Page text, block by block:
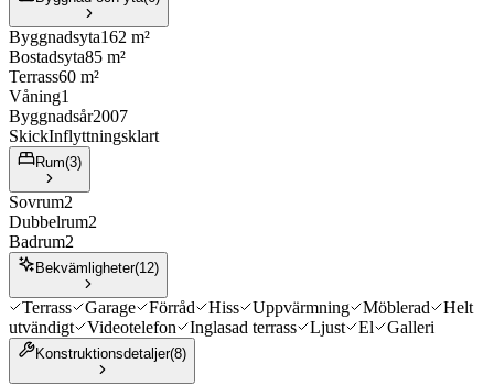
Byggnadsyta162 m²
Bostadsyta85 m²
Terrass60 m²
Våning1
Byggnadsår2007
SkickInflyttningsklart
Rum(3)
Sovrum2
Dubbelrum2
Badrum2
Bekvämligheter(12)
Terrass Garage Förråd Hiss Uppvärmning Möblerad
Helt
utvändigt
Videotelefon Inglasad terrass Ljust El Galleri
Konstruktionsdetaljer(8)